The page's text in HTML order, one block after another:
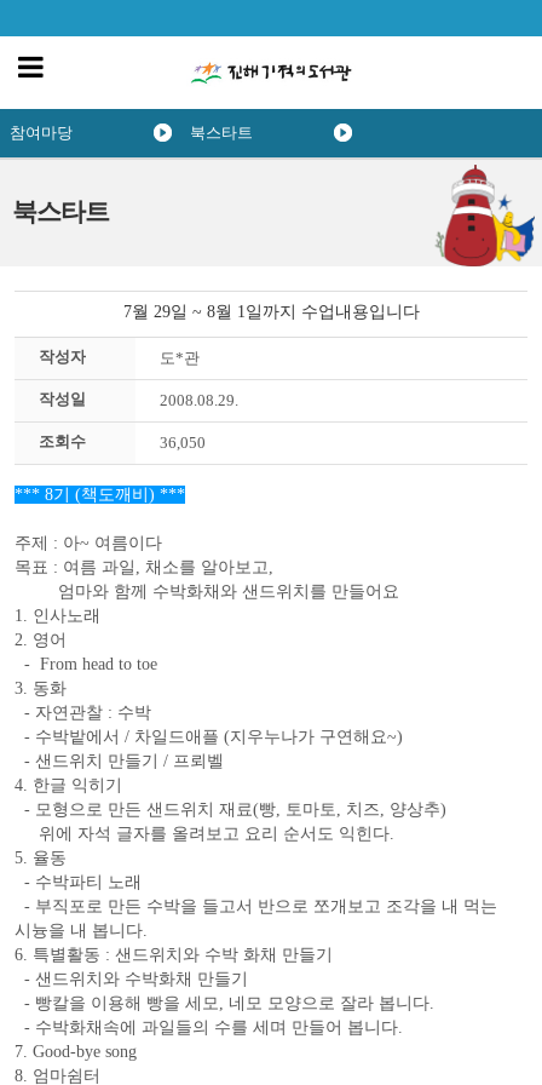
북스타트
참여마당 북스타트
7월 29일 ~ 8월 1일까지 수업내용입니다
작성자 도*관
작성일 2008.08.29.
조회수 36,050
*** 8기 (책도깨비) ***
주제 : 아~ 여름이다
목표 : 여름 과일, 채소를 알아보고,
엄마와 함께 수박화채와 샌드위치를 만들어요
1. 인사노래
2. 영어
- From head to toe
3. 동화
- 자연관찰 : 수박
- 수박밭에서 / 차일드애플 (지우누나가 구연해요~)
- 샌드위치 만들기 / 프뢰벨
4. 한글 익히기
- 모형으로 만든 샌드위치 재료(빵, 토마토, 치즈, 양상추)
위에 자석 글자를 올려보고 요리 순서도 익힌다.
5. 율동
- 수박파티 노래
- 부직포로 만든 수박을 들고서 반으로 쪼개보고 조각을 내 먹는
시늉을 내 봅니다.
6. 특별활동 : 샌드위치와 수박 화채 만들기
- 샌드위치와 수박화채 만들기
- 빵칼을 이용해 빵을 세모, 네모 모양으로 잘라 봅니다.
- 수박화채속에 과일들의 수를 세며 만들어 봅니다.
7. Good-bye song
8. 엄마쉼터